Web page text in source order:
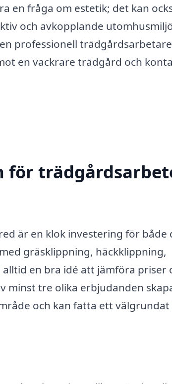
en fråga om estetik; det kan
och avkopplande
professionell trädgårdsarbetare
en vackrare trädgård och
för
är en klok investering för både
gräsklippning, häckklippning,
en bra idé att jämföra priser
minst tre olika erbjudanden
och kan fatta ett välgrundat